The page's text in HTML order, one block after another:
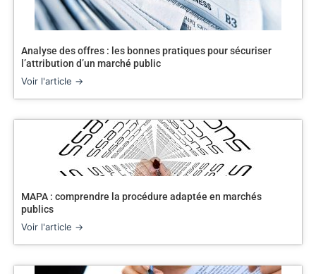
Analyse des offres : les bonnes pratiques pour sécuriser
l’attribution d’un marché public
Voir l'article →
MAPA : comprendre la procédure adaptée en marchés
publics
Voir l'article →